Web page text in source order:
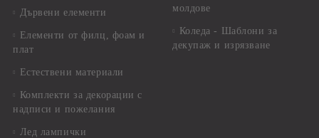
Дървени елементи
Елементи от филц, фоам и
плат
Естествени материали
Комплекти за декорации с
надписи и пожелания
Лед лампички
молдове
Коледа - Шаблони за
декупаж и изрязване